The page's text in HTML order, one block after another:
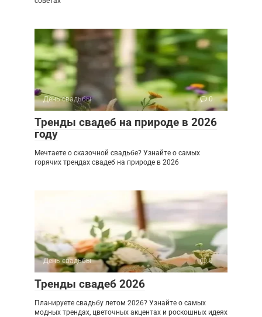
День свадьбы 0
Тренды свадеб на природе в 2026
году
Мечтаете о сказочной свадьбе? Узнайте о самых
горячих трендах свадеб на природе в 2026
День свадьбы 0
Тренды свадеб 2026
Планируете свадьбу летом 2026? Узнайте о самых
модных трендах, цветочных акцентах и роскошных идеях